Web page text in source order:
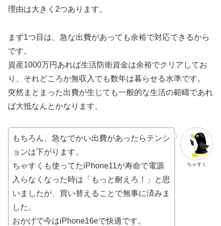
理由は大きく2つあります。
まず1つ目は、急な出費があっても余裕で対応できるから
です。
資産1000万円あれば生活防衛資金は余裕でクリアしてお
り、それどころか無収入でも数年は暮らせる水準です。
突然まとまった出費が生じても一般的な生活の範疇であれ
ば大抵なんとかなります。
ちゃすく
もちろん、急なでかい出費があったらテンシ
ョンは下がります。
ちゃすくも使ってたiPhone11が寿命で電源
入らなくなった時は「もっと耐えろ！」と思
いましたが、買い替えることで無事に済みま
した。
おかげで今はiPhone16eで快適です。